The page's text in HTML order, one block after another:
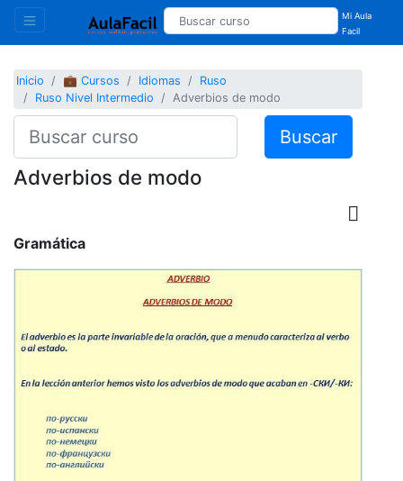
Mi Aula
Facil
Inicio 💼 Cursos Idiomas
Ruso
Ruso Nivel Intermedio
Adverbios de modo
Buscar
Adverbios de modo
Gramática